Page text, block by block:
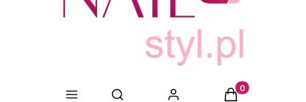
Otwórz wyszukiwarkę Produkty w